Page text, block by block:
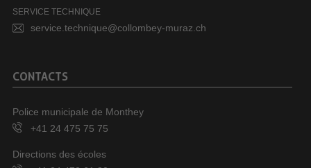
SERVICE TECHNIQUE
service.technique@collombey-muraz.ch
CONTACTS
Police municipale de Monthey
+41 24 475 75 75
Directions des écoles